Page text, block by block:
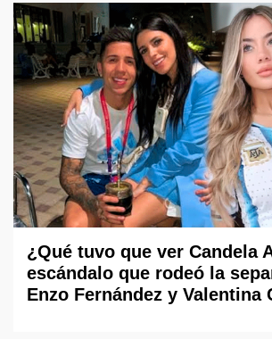
¿Qué tuvo que ver Candela
escándalo que rodeó la
Enzo Fernández y Valentina